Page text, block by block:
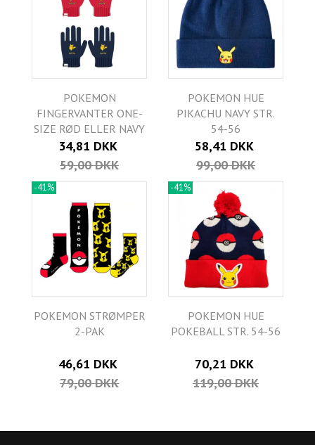
POKEMON
FINGERVANTER ONE-
SIZE RØD ELLER NAVY
34,81 DKK
59,00 DKK
POKEMON HUE
PIKACHU NAVY STR.
54-56
58,41 DKK
99,00 DKK
-41%
POKEMON STRØMPER
2-PAK
46,61 DKK
79,00 DKK
-41%
POKEMON HUE
POKEBALL STR. 54-56
70,21 DKK
119,00 DKK